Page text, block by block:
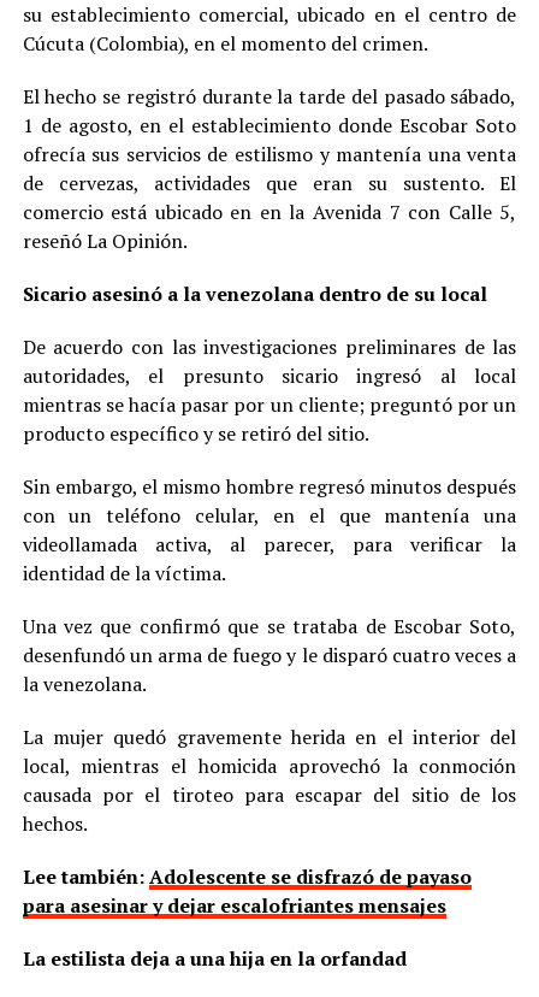
su establecimiento comercial, ubicado en el centro de
Cúcuta (Colombia), en el momento del crimen.
El hecho se registró durante la tarde del pasado sábado,
1 de agosto, en el establecimiento donde Escobar Soto
ofrecía sus servicios de estilismo y mantenía una venta
de cervezas, actividades que eran su sustento. El
comercio está ubicado en en la Avenida 7 con Calle 5,
reseñó La Opinión.
Sicario asesinó a la venezolana dentro de su local
De acuerdo con las investigaciones preliminares de las
autoridades, el presunto sicario ingresó al local
mientras se hacía pasar por un cliente; preguntó por un
producto específico y se retiró del sitio.
Sin embargo, el mismo hombre regresó minutos después
con un teléfono celular, en el que mantenía una
videollamada activa, al parecer, para verificar la
identidad de la víctima.
Una vez que confirmó que se trataba de Escobar Soto,
desenfundó un arma de fuego y le disparó cuatro veces a
la venezolana.
La mujer quedó gravemente herida en el interior del
local, mientras el homicida aprovechó la conmoción
causada por el tiroteo para escapar del sitio de los
hechos.
Lee también:Adolescente se disfrazó de payaso
para asesinar y dejar escalofriantes mensajes
La estilista deja a una hija en la orfandad